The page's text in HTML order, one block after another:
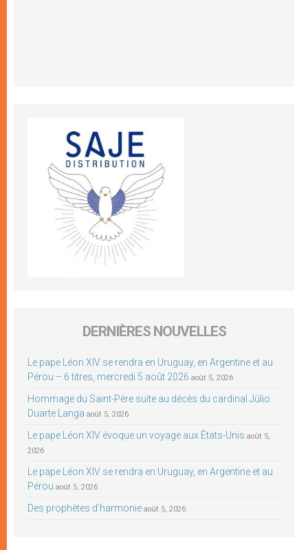
DERNIÈRES NOUVELLES
Le pape Léon XIV se rendra en Uruguay, en Argentine et au
Pérou – 6 titres, mercredi 5 août 2026 août 5, 2026
Hommage du Saint-Père suite au décès du cardinal Júlio
Duarte Langa août 5, 2026
Le pape Léon XIV évoque un voyage aux États-Unis août 5,
2026
Le pape Léon XIV se rendra en Uruguay, en Argentine et au
Pérou août 5, 2026
Des prophètes d’harmonie août 5, 2026